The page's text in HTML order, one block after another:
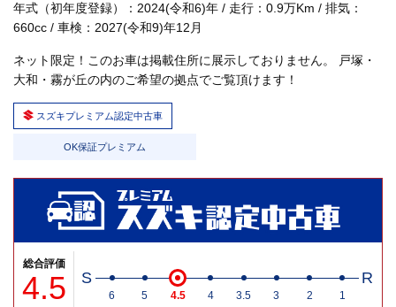
年式（初年度登録）：2024(令和6)年 / 走行：0.9万Km / 排気：
660cc / 車検：2027(令和9)年12月
ネット限定！このお車は掲載住所に展示しておりません。 戸塚・
大和・霧が丘の内のご希望の拠点でご覧頂けます！
スズキプレミアム認定中古車
OK保証プレミアム
総合評価
4.5 S R
6 5 4.5 4 3.5 3 2 1